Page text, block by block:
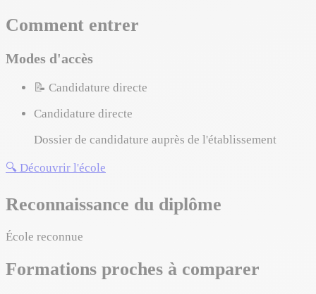
Comment entrer
Modes d'accès
📝 Candidature directe
Candidature directe
Dossier de candidature auprès de l'établissement
🔍 Découvrir l'école
Reconnaissance du diplôme
École reconnue
Formations proches à comparer